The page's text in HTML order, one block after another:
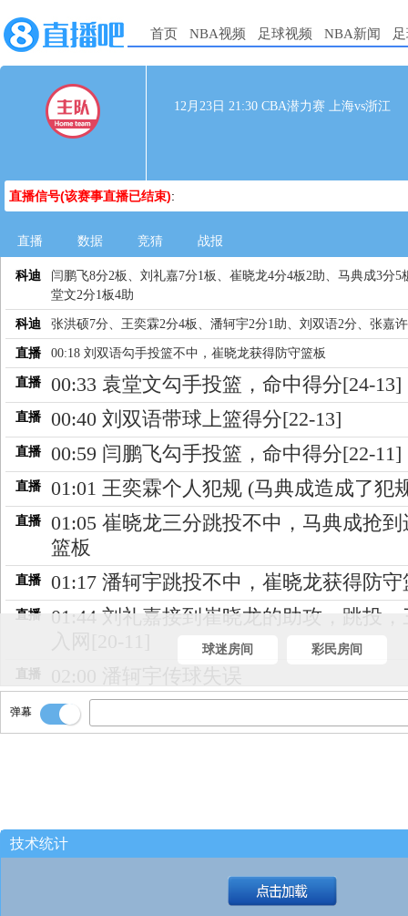
首页 NBA视频 足球视频 NBA新闻
12月23日 21:30 CBA潜力赛 上海vs浙江
直播信号(该赛事直播已结束):
直播 数据 竞猜 战报
科迪
闫鹏飞8分2板、刘礼嘉7分1板、崔晓龙4分4板2助、马典成3分5
堂文2分1板4助
科迪 张洪硕7分、王奕霖2分4板、潘轲宇2分1助、刘双语2分、张嘉
直播 00:18 刘双语勾手投篮不中，崔晓龙获得防守篮板
直播 00:33 袁堂文勾手投篮，命中得分[24-13]
直播 00:40 刘双语带球上篮得分[22-13]
直播 00:59 闫鹏飞勾手投篮，命中得分[22-11]
直播 01:01 王奕霖个人犯规 (马典成造成了犯
直播
01:05 崔晓龙三分跳投不中，马典成抢到
篮板
直播 01:17 潘轲宇跳投不中，崔晓龙获得防守
直播
01:44 刘礼嘉接到崔晓龙的助攻，跳投，
直播
直播 02:09 闫鹏飞跳投不中，王奕霖获得防守
直播 02:41 闫鹏飞两罚，第一罚命中[16-11]
球迷房间 彩民房间
弹幕
技术统计